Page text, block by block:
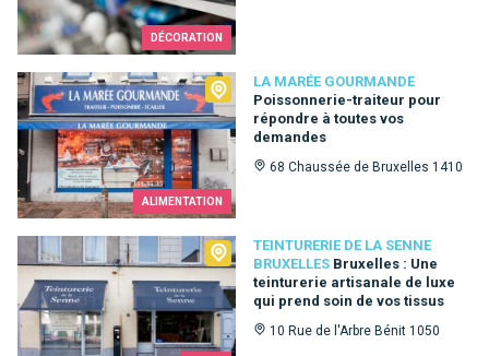
DÉCORATION
ALIMENTATION
LA MARÉE GOURMANDE
Poissonnerie-traiteur pour
répondre à toutes vos
demandes
68 Chaussée de Bruxelles 1410
La Marée Gourmande
TEINTURERIE DE LA SENNE
BRUXELLES Bruxelles : Une
teinturerie artisanale de luxe
qui prend soin de vos tissus
10 Rue de l'Arbre Bénit 1050
Teinturerie de la Senne Bruxelles